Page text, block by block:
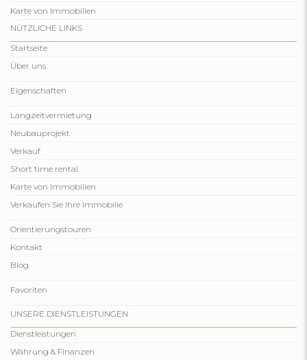
Karte von Immobilien
NÜTZLICHE LINKS
Startseite
Über uns
Eigenschaften
Langzeitvermietung
Neubauprojekt
Verkauf
Short time rental
Karte von Immobilien
Verkaufen Sie Ihre Immobilie
Orientierungstouren
Kontakt
Blog
Favoriten
UNSERE DIENSTLEISTUNGEN
Dienstleistungen
Währung & Finanzen